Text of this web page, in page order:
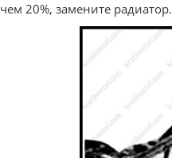
чем 20%, замените радиатор.